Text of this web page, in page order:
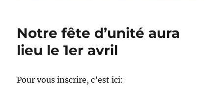
Notre fête d’unité aura
lieu le 1er avril
Pour vous inscrire, c’est ici: